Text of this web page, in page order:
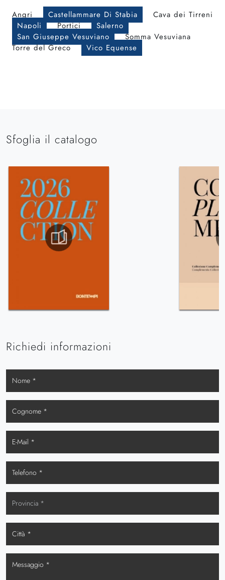
Angri Castellammare Di Stabia
Cava dei Tirreni
Napoli
Portici
Salerno
San Giuseppe Vesuviano
Somma Vesuviana
Torre del Greco
Vico Equense
Sfoglia il catalogo
Richiedi informazioni